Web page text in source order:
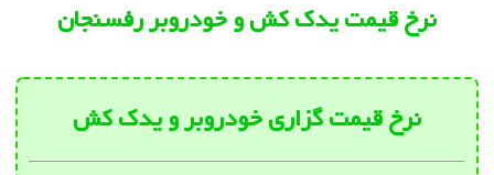
نرخ قیمت یدک کش و خودروبر رفسنجان
نرخ قیمت گزاری خودروبر و یدک کش